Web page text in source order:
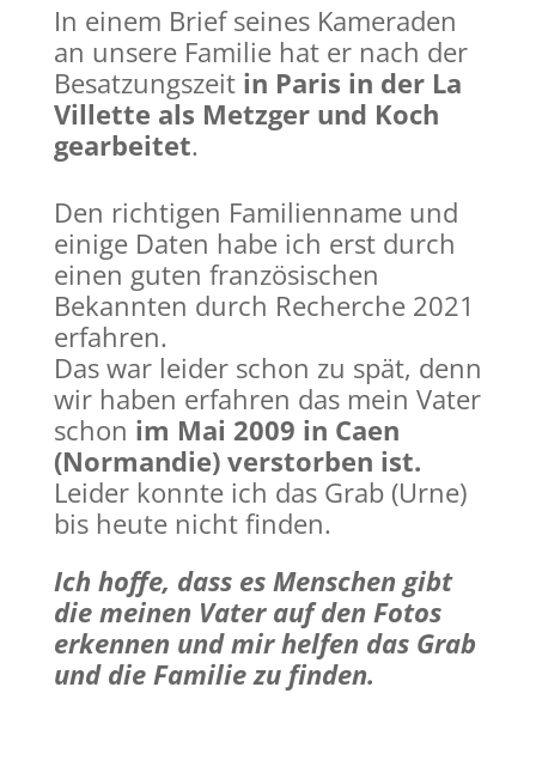
In einem Brief seines Kameraden
an unsere Familie hat er nach der
Besatzungszeit in Paris in der La
Villette als Metzger und Koch
gearbeitet.
Den richtigen Familienname und
einige Daten habe ich erst durch
einen guten französischen
Bekannten durch Recherche 2021
erfahren.
Das war leider schon zu spät, denn
wir haben erfahren das mein Vater
schon im Mai 2009 in Caen
(Normandie) verstorben ist.
Leider konnte ich das Grab (Urne)
bis heute nicht finden.
Ich hoffe, dass es Menschen gibt
die meinen Vater auf den Fotos
erkennen und mir helfen das Grab
und die Familie zu finden.